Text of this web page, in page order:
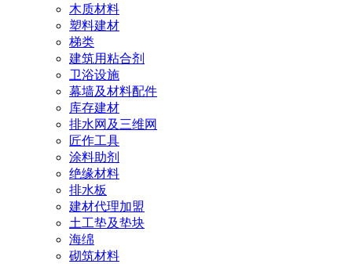
木质材料
塑料建材
梯类
建筑用粘合剂
卫浴设施
幕墙及材料配件
库存建材
排水网及三维网
匠作工具
涂料助剂
绝缘材料
排水板
建材代理加盟
土工垫及垫块
海绵
砌筑材料